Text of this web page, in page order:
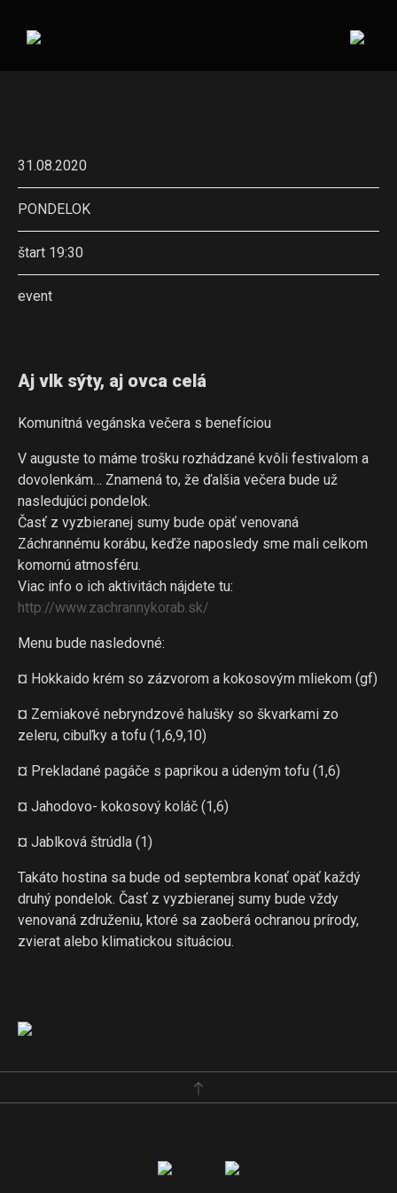
31.08.2020
PONDELOK
štart 19:30
event
Aj vlk sýty, aj ovca celá
Komunitná vegánska večera s benefíciou
V auguste to máme trošku rozhádzané kvôli festivalom a
dovolenkám… Znamená to, že ďalšia večera bude už
nasledujúci pondelok.
Časť z vyzbieranej sumy bude opäť venovaná
Záchrannému korábu, keďže naposledy sme mali celkom
komornú atmosféru.
Viac info o ich aktivitách nájdete tu:
http://www.zachrannykorab.sk/
Menu bude nasledovné:
¤ Hokkaido krém so zázvorom a kokosovým mliekom (gf)
¤ Zemiakové nebryndzové halušky so škvarkami zo
zeleru, cibuľky a tofu (1,6,9,10)
¤ Prekladané pagáče s paprikou a údeným tofu (1,6)
¤ Jahodovo- kokosový koláč (1,6)
¤ Jablková štrúdla (1)
Takáto hostina sa bude od septembra konať opäť každý
druhý pondelok. Časť z vyzbieranej sumy bude vždy
venovaná združeniu, ktoré sa zaoberá ochranou prírody,
zvierat alebo klimatickou situáciou.